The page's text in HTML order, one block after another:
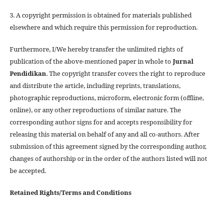
3. A copyright permission is obtained for materials published
elsewhere and which require this permission for reproduction.
Furthermore, I/We hereby transfer the unlimited rights of
publication of the above-mentioned paper in whole to Jurnal
Pendidikan. The copyright transfer covers the right to reproduce
and distribute the article, including reprints, translations,
photographic reproductions, microform, electronic form (offline,
online), or any other reproductions of similar nature. The
corresponding author signs for and accepts responsibility for
releasing this material on behalf of any and all co-authors. After
submission of this agreement signed by the corresponding author,
changes of authorship or in the order of the authors listed will not
be accepted.
Retained Rights/Terms and Conditions